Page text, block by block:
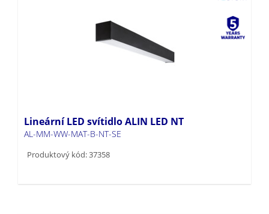
Lineární LED svítidlo ALIN LED NT
AL-MM-WW-MAT-B-NT-SE
Produktový kód: 37358